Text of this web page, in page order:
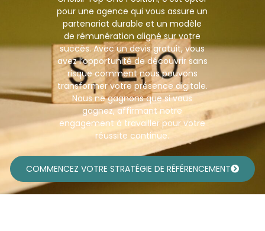
pour une agence qui vous assure un
partenariat durable et un modèle
de rémunération aligné sur votre
succès. Avec un devis gratuit, vous
avez l’opportunité de découvrir sans
risque comment nous pouvons
transformer votre présence digitale.
Nous ne gagnons que si vous
gagnez, affirmant notre
engagement à travailler pour votre
réussite continue.
COMMENCEZ VOTRE STRATÉGIE DE RÉFÉRENCEMENT